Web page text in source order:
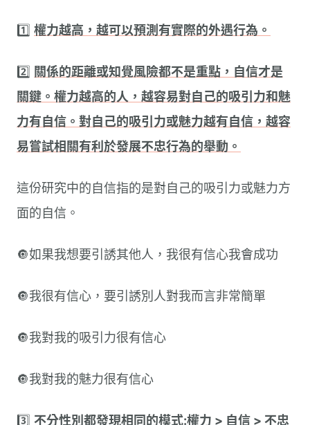
1️⃣ 權力越高，越可以預測有實際的外遇行為。
2️⃣ 關係的距離或知覺風險都不是重點，自信才是
關鍵。權力越高的人，越容易對自己的吸引力和魅
力有自信。對自己的吸引力或魅力越有自信，越容
易嘗試相關有利於發展不忠行為的舉動。
這份研究中的自信指的是對自己的吸引力或魅力方
面的自信。
🔘如果我想要引誘其他人，我很有信心我會成功
🔘我很有信心，要引誘別人對我而言非常簡單
🔘我對我的吸引力很有信心
🔘我對我的魅力很有信心
3️⃣ 不分性別都發現相同的模式:權力 > 自信 > 不忠